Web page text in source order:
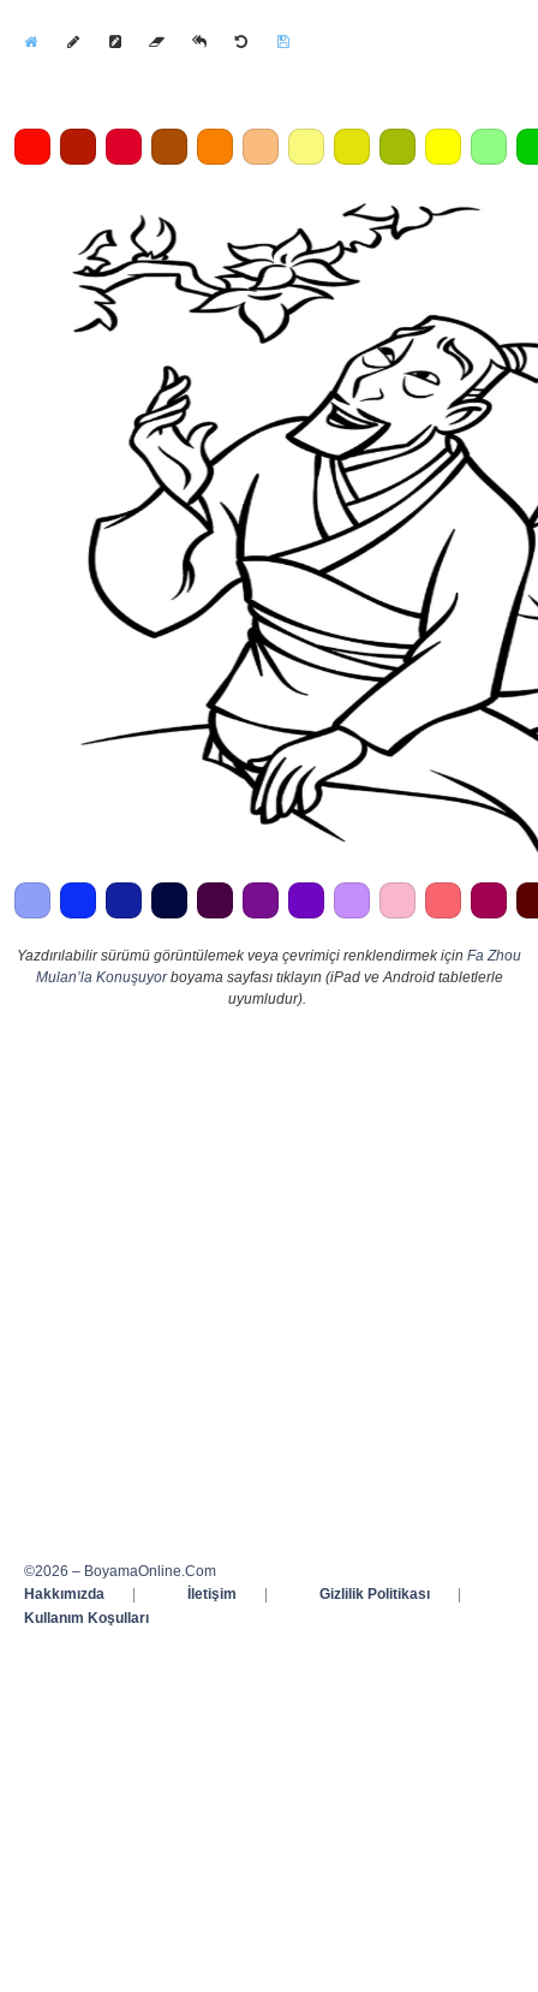
Yazdırılabilir sürümü görüntülemek veya çevrimiçi renklendirmek için Fa Zhou
Mulan’la Konuşuyorboyama sayfası tıklayın (iPad ve Android tabletlerle
uyumludur).
©2026 – BoyamaOnline.Com
Hakkımızda
| İletişim | Gizlilik Politikası
|
Kullanım Koşulları